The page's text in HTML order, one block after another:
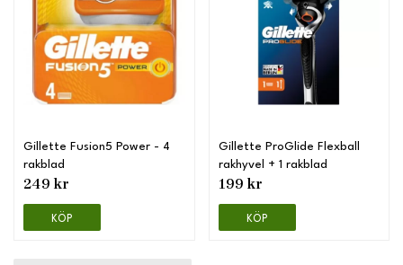
Gillette Fusion5 Power - 4
rakblad
249 kr
KÖP
Gillette ProGlide Flexball
rakhyvel + 1 rakblad
199 kr
KÖP